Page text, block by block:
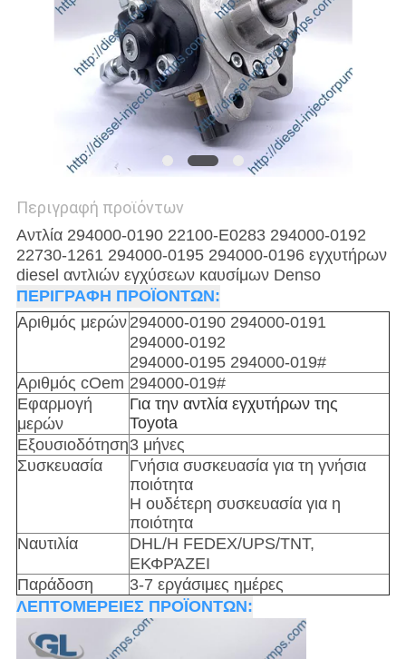
Περιγραφή προϊόντων
Αντλία 294000-0190 22100-E0283 294000-0192
22730-1261 294000-0195 294000-0196 εγχυτήρων
diesel αντλιών εγχύσεων καυσίμων Denso
ΠΕΡΙΓΡΑΦΗ ΠΡΟΪΟΝΤΩΝ:
Αριθμός μερών 294000-0190 294000-0191
294000-0192
294000-0195 294000-019#
Αριθμός cOem 294000-019#
Εφαρμογή
μερών
Για την αντλία εγχυτήρων της
Toyota
Εξουσιοδότηση3 μήνες
Συσκευασία
Γνήσια συσκευασία για τη γνήσια
ποιότητα
Η ουδέτερη συσκευασία για η
ποιότητα
Ναυτιλία
DHL/Η FEDEX/UPS/TNT,
ΕΚΦΡΆΖΕΙ
Παράδοση
3-7 εργάσιμες ημέρες
ΛΕΠΤΟΜΕΡΕΙΕΣ ΠΡΟΪΟΝΤΩΝ: